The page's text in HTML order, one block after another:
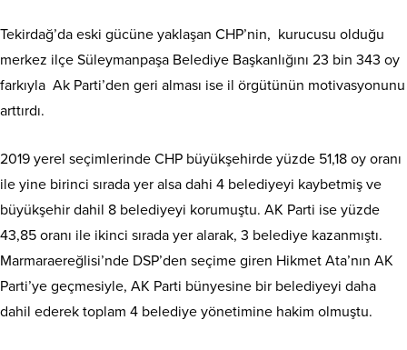
Tekirdağ’da eski gücüne yaklaşan CHP’nin, kurucusu olduğu
merkez ilçe Süleymanpaşa Belediye Başkanlığını 23 bin 343 oy
farkıyla Ak Parti’den geri alması ise il örgütünün motivasyonunu
arttırdı.
2019 yerel seçimlerinde CHP büyükşehirde yüzde 51,18 oy oranı
ile yine birinci sırada yer alsa dahi 4 belediyeyi kaybetmiş ve
büyükşehir dahil 8 belediyeyi korumuştu. AK Parti ise yüzde
43,85 oranı ile ikinci sırada yer alarak, 3 belediye kazanmıştı.
Marmaraereğlisi’nde DSP’den seçime giren Hikmet Ata’nın AK
Parti’ye geçmesiyle, AK Parti bünyesine bir belediyeyi daha
dahil ederek toplam 4 belediye yönetimine hakim olmuştu.